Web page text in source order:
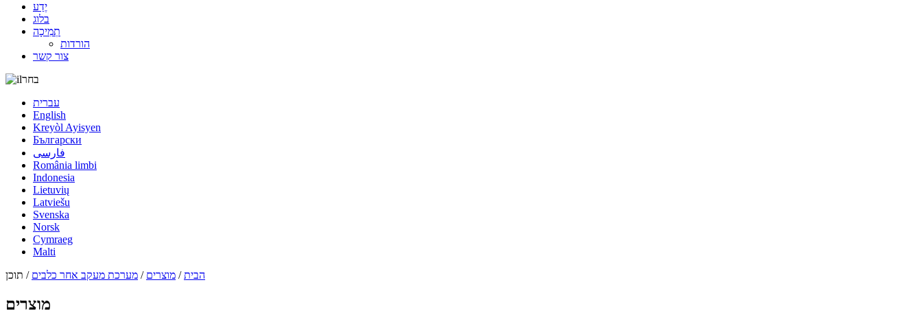
יֶדַע
בלוג
תְמִיכָה
הורדות
צור קשר
בחר
עברית
English
Kreyòl Ayisyen
Български
فارسی
România limbi
Indonesia
Lietuvių
Latviešu
Svenska
Norsk
Cymraeg
Malti
הבית/ מוצרים / מערכת מעקב אחר כלבים / תוכן
מוצרים